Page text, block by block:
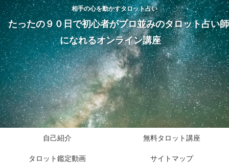
相手の心を動かすタロット占い
たったの９０日で初心者がプロ並みのタロット占い師
になれるオンライン講座
自己紹介 無料タロット講座
タロット鑑定動画 サイトマップ